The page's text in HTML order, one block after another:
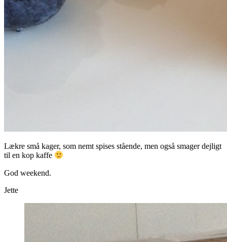
Lækre små kager, som nemt spises stående, men også smager dejligt
til en kop kaffe
God weekend.
Jette